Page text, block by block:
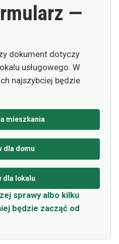
—
dokument dotyczy
usługowego. W
najszybciej będzie
mieszkania
dla domu
dla lokalu
sprawy albo kilku
będzie zacząć od